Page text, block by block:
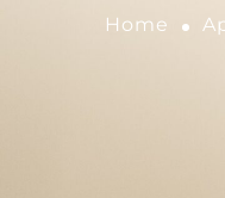
Home